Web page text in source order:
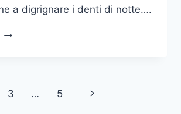
a digrignare i denti di notte….
COME
TUTTE
3 … 5
Pagina